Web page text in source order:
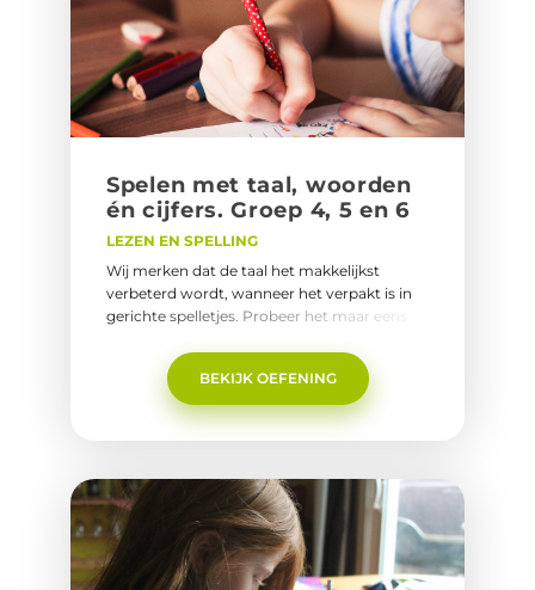
Spe­len met taal, woor­den
én cij­fers. Groep 4, 5 en 6
LEZEN EN SPELLING
Wij merken dat de taal het makkelijkst
verbeterd wordt, wanneer het verpakt is in
gerichte spelletjes. Probeer het maar eens
haar taalvaardigheid verbeterd. Het is de
perfecte camouflage
tactiek!Naar:&nbsp;Spelen met taal,
woorden én cijfers. Groep 4, 5 en 6.
BEKIJK OEFENING